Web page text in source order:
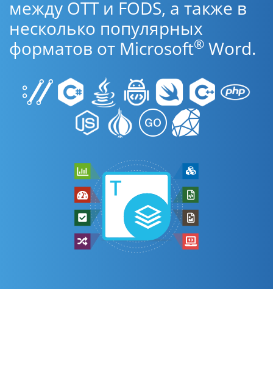
между OTT и FODS, а также в
несколько популярных
форматов от Microsoft® Word.